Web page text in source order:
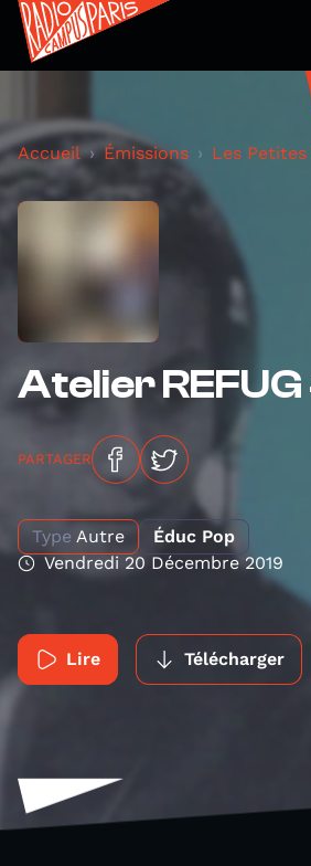
Accueil Émissions Les Petites
Atelier REFUG
PARTAGER
Type Autre
Éduc Pop
Vendredi 20 Décembre 2019
Lire Télécharger